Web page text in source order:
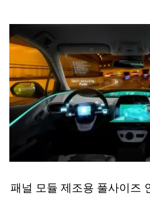
패널 모듈 제조용 풀사이즈